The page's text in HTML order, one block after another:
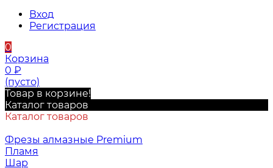
Вход
Регистрация
0
Корзина
0 ₽
(пусто)
Товар в корзине!
Каталог товаров
Каталог товаров
Фрезы алмазные Premium
Пламя
Шар